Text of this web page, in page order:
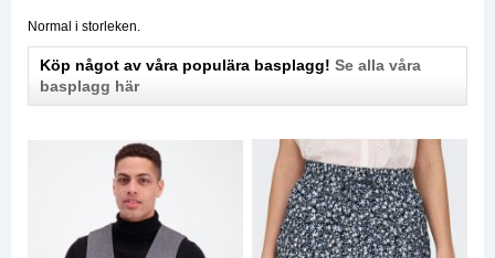
Normal i storleken.
Köp något av våra populära basplagg! Se alla våra
basplagg här